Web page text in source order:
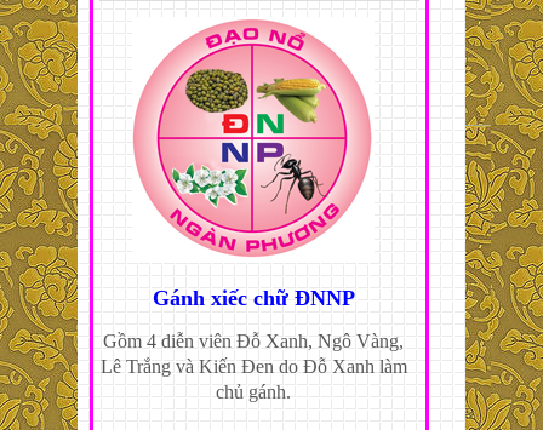
Gánh xiếc chữ ĐNNP
Gồm 4 diễn viên Đỗ Xanh, Ngô Vàng,
Lê Trắng và Kiến Đen do Đỗ Xanh làm
chủ gánh.